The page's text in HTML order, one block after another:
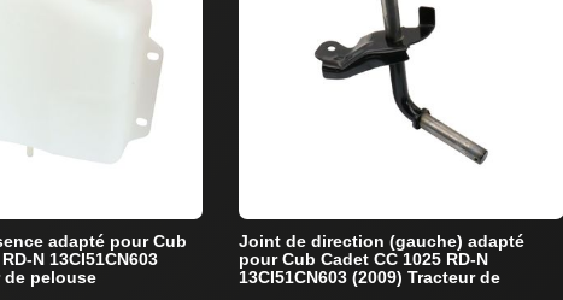
adapté pour Cub
N 13CI51CN603
de pelouse
Joint de direction (gauche) adapté
pour Cub Cadet CC 1025 RD-N
13CI51CN603 (2009) Tracteur de